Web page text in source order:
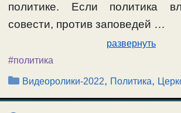
политике. Если политика
совести, против заповедей …
развернуть
#политика
Рубрики
Видеоролики-2022, Политика,